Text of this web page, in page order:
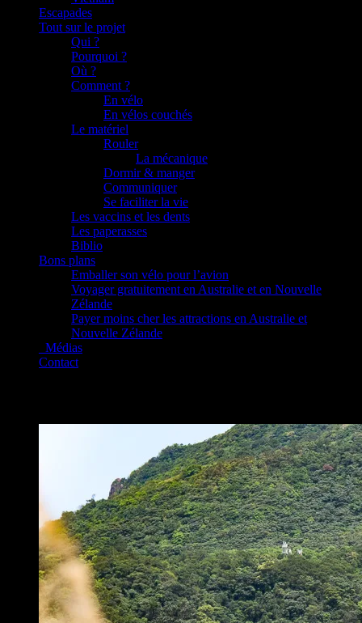
Escapades
Tout sur le projet
Qui ?
Pourquoi ?
Où ?
Comment ?
En vélo
En vélos couchés
Le matériel
Rouler
La mécanique
Dormir & manger
Communiquer
Se faciliter la vie
Les vaccins et les dents
Les paperasses
Biblio
Bons plans
Emballer son vélo pour l’avion
Voyager gratuitement en Australie et en Nouvelle
Zélande
Payer moins cher les attractions en Australie et
Nouvelle Zélande
_Médias
Contact